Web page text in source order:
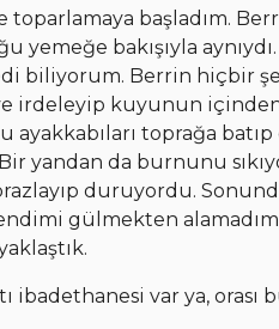
toparlamaya başladım.
bakışıyla
biliyorum. Berrin hiçbir
irdeleyip kuyunun
toprağa batıp
yandan da burnunu
duruyordu.
gülmekten
ibadethanesi var ya, orası